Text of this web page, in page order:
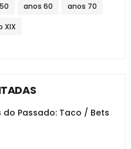
anos 60 anos 70
XIX
do Passado: Taco / Bets